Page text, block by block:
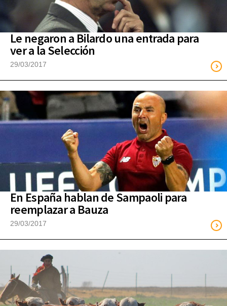
Le negaron a Bilardo una entrada para
ver a la Selección
29/03/2017
En España hablan de Sampaoli para
reemplazar a Bauza
29/03/2017